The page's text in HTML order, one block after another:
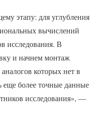
этапу: для углубления
вычислений
исследования. В
и начнем монтаж
которых нет в
более точные данные
исследования», —